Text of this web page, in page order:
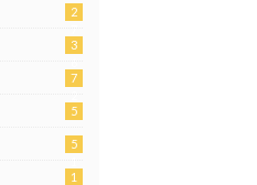
2
3
7
5
5
1